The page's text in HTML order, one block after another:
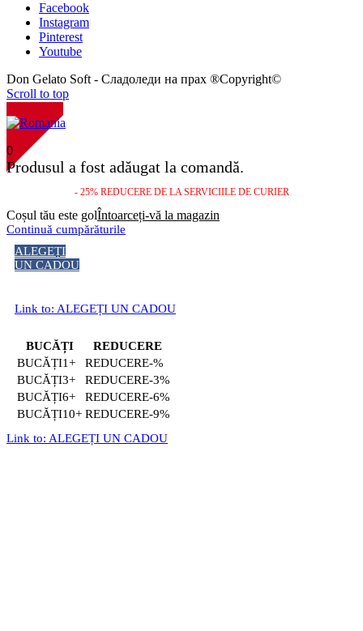
Facebook
Instagram
Pinterest
Youtube
Don Gelato Soft - Сладоледи на прах ®Copyright©
Scroll to top
0
Produsul a fost adăugat la comandă.
- 25% REDUCERE DE LA SERVICIILE DE CURIER
Coșul tău este golÎntoarceți-vă la magazin
Continuă cumpărăturile
ALEGEȚI
UN CADOU
Link to: ALEGEȚI UN CADOU
BUCĂȚI
REDUCERE
1+
-%
3+
-3%
6+
-6%
10+
-9%
Link to: ALEGEȚI UN CADOU